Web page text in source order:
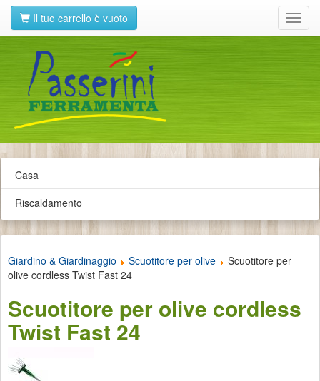
Il tuo carrello è vuoto
Casa
Riscaldamento
Giardino & Giardinaggio Scuotitore per olive
Scuotitore per
olive cordless Twist Fast 24
Scuotitore per olive cordless
Twist Fast 24